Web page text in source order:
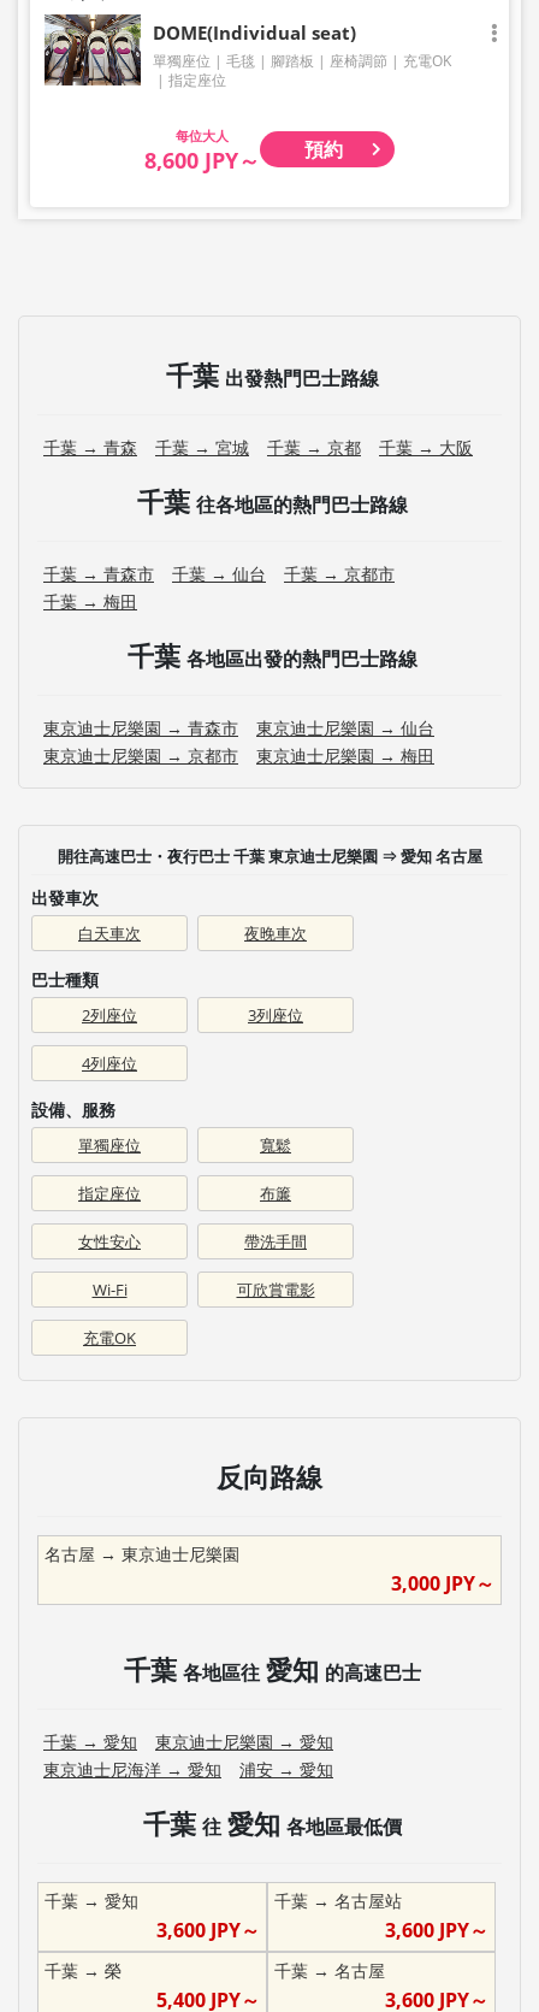
DOME(Individual seat)
單獨座位 毛毯 腳踏板 座椅調節
充電OK
指定座位
大人
8,600 JPY～ 預約
千葉 出發熱門巴士路線
千葉 → 青森 千葉 → 宮城 千葉 → 京都 千葉 → 大阪
千葉 往各地區的熱門巴士路線
千葉 → 青森市 千葉 → 仙台
千葉 → 京都市
千葉 → 梅田
千葉 各地區出發的熱門巴士路線
東京迪士尼樂園 → 青森市
東京迪士尼樂園 → 仙台
東京迪士尼樂園 → 京都市
東京迪士尼樂園 → 梅田
開往高速巴士・夜行巴士 千葉 東京迪士尼樂園 ⇒ 愛知 名古屋
出發車次
白天車次 夜晚車次
巴士種類
2列座位 3列座位
4列座位
設備、服務
單獨座位 寬鬆
指定座位 布簾
女性安心 帶洗手間
Wi-Fi 可欣賞電影
充電OK
反向路線
名古屋 → 東京迪士尼樂園
3,000 JPY～
千葉 各地區往 愛知 的高速巴士
千葉 → 愛知 東京迪士尼樂園 → 愛知
東京迪士尼海洋 → 愛知 浦安 → 愛知
千葉 往 愛知 各地區最低價
千葉 → 愛知
3,600JPY～
千葉→ 名古屋站
3,600 JPY～
千葉 → 榮
5,400JPY～
千葉→ 名古屋
3,600 JPY～